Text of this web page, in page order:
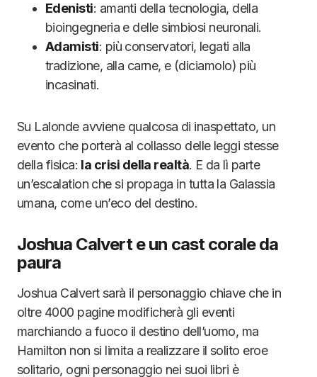
Edenisti: amanti della tecnologia, della
bioingegneria e delle simbiosi neuronali.
Adamisti: più conservatori, legati alla
tradizione, alla carne, e (diciamolo) più
incasinati.
Su Lalonde avviene qualcosa di inaspettato, un
evento che porterà al collasso delle leggi stesse
della fisica: la crisi della realtà. E da lì parte
un’escalation che si propaga in tutta la Galassia
umana, come un’eco del destino.
Joshua Calvert e un cast corale da
paura
Joshua Calvert sarà il personaggio chiave che in
oltre 4000 pagine modificherà gli eventi
marchiando a fuoco il destino dell’uomo, ma
Hamilton non si limita a realizzare il solito eroe
solitario, ogni personaggio nei suoi libri è